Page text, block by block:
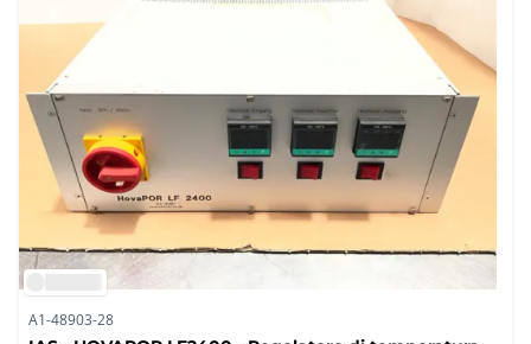
A1-48903-28